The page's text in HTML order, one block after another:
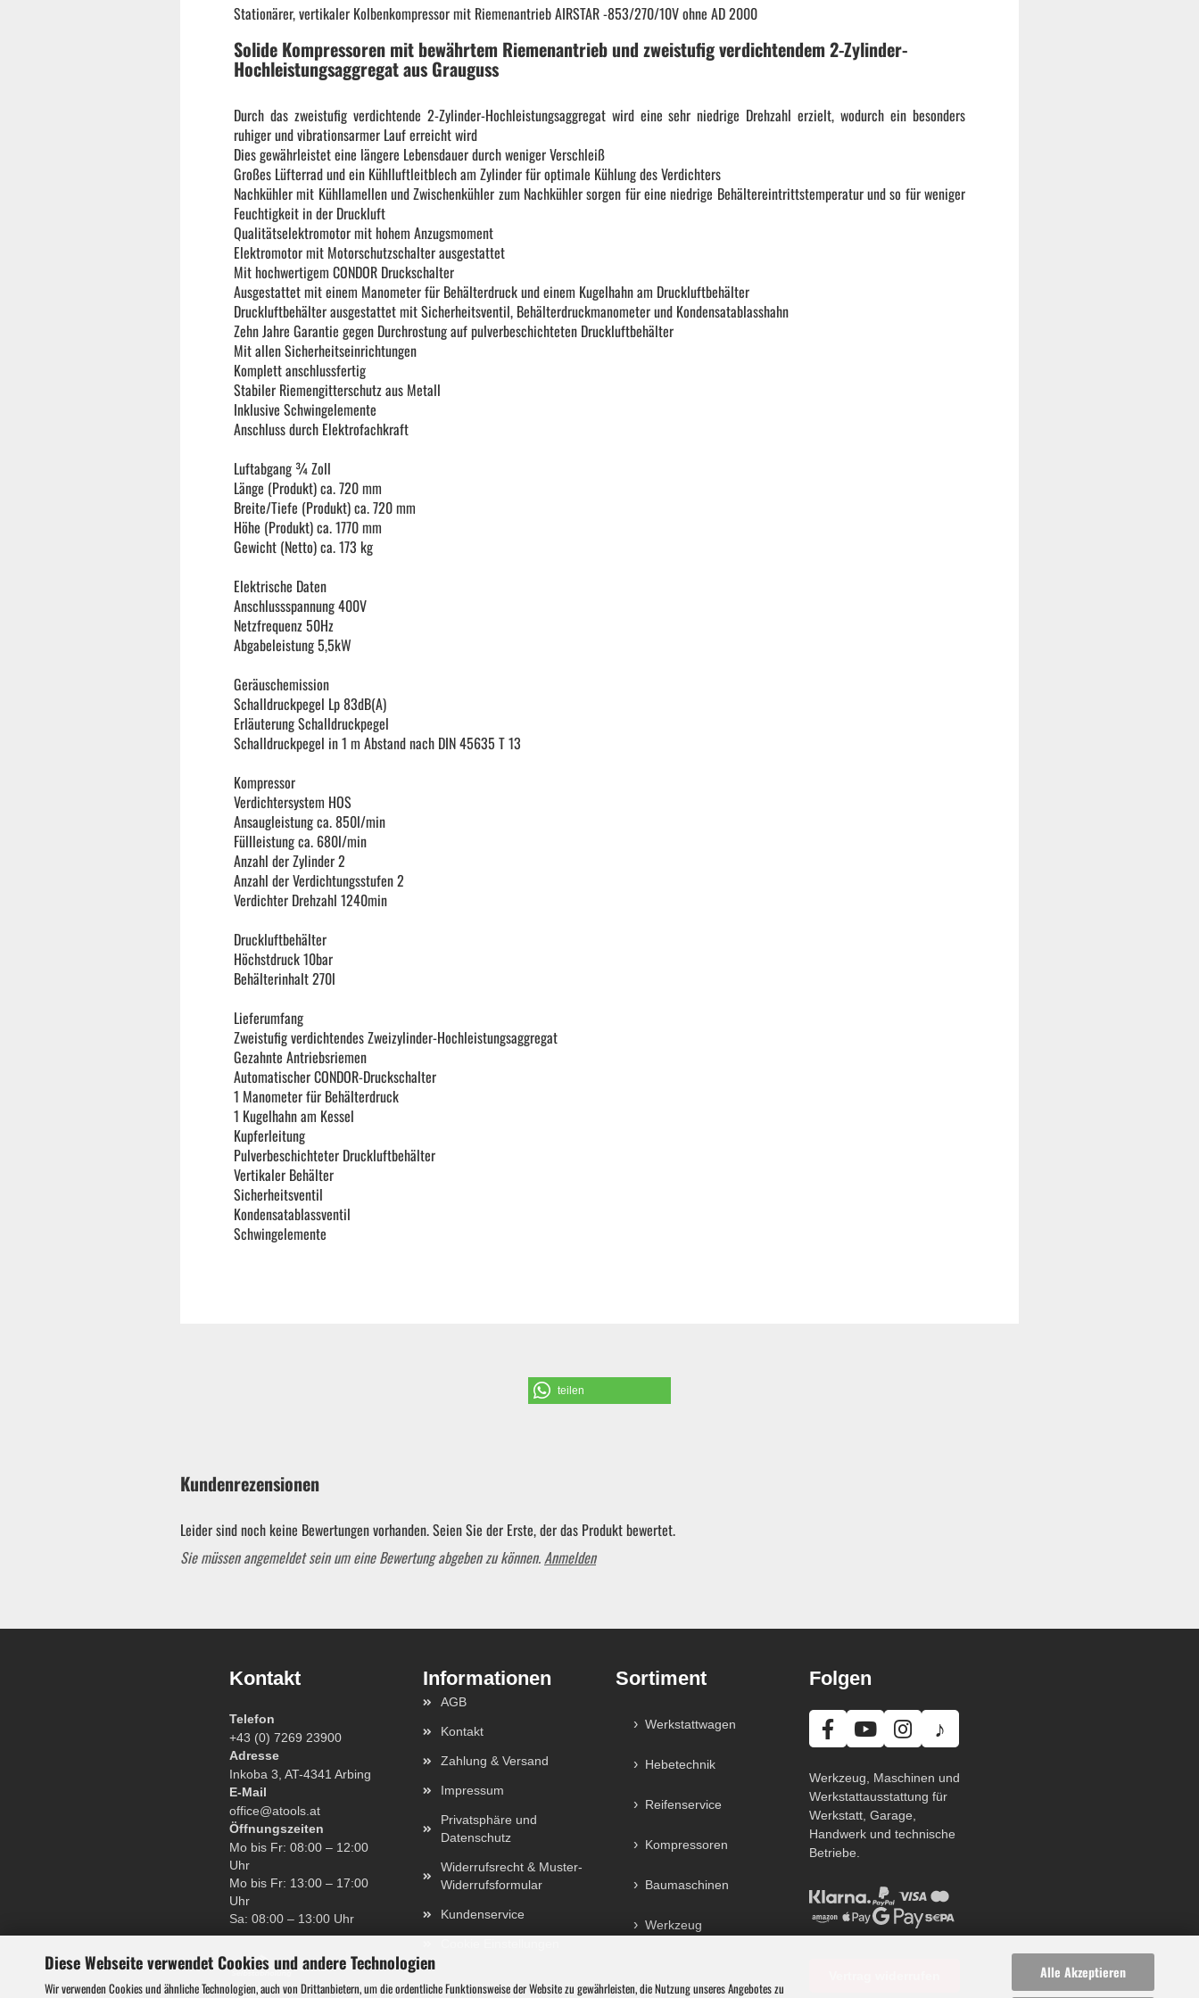
Diese Webseite verwendet Cookies und andere Technologien
Wir verwenden Cookies und ähnliche Technologien, auch von Drittanbietern, um die ordentliche Funktionsweise der Website zu gewährleisten, die Nutzung unseres Angebotes zu
Alle Akzeptieren
Reifenmontiermaschine
Wuchtmaschinen
Ersatzteile
Zubehör und Hilfswerkzeug
Autoreinigung | Autopflege
KFZ Spezialwerkzeug
Schraubenschlüssel | Stecknüsse
Zange
Arbeitsbekleidung
Garten & ATV-Quad anzeigen
Gebläse
Heckenscheren
Kettensägen
Rasentrimmer
ATV Miniquads
Stationärer, vertikaler Kolbenkompressor mit Riemenantrieb AIRSTAR -853/270/10V ohne AD 2000
Solide Kompressoren mit bewährtem Riemenantrieb und zweistufig verdichtendem 2-Zylinder-
Hochleistungsaggregat aus Grauguss
Durch das zweistufig verdichtende 2-Zylinder-Hochleistungsaggregat wird eine sehr niedrige Drehzahl erzielt, wodurch ein besonders
ruhiger und vibrationsarmer Lauf erreicht wird
Dies gewährleistet eine längere Lebensdauer durch weniger Verschleiß
Großes Lüfterrad und ein Kühlluftleitblech am Zylinder für optimale Kühlung des Verdichters
Nachkühler mit Kühllamellen und Zwischenkühler zum Nachkühler sorgen für eine niedrige Behältereintrittstemperatur und so für weniger
Feuchtigkeit in der Druckluft
Qualitätselektromotor mit hohem Anzugsmoment
Elektromotor mit Motorschutzschalter ausgestattet
Mit hochwertigem CONDOR Druckschalter
Ausgestattet mit einem Manometer für Behälterdruck und einem Kugelhahn am Druckluftbehälter
Druckluftbehälter ausgestattet mit Sicherheitsventil, Behälterdruckmanometer und Kondensatablasshahn
Zehn Jahre Garantie gegen Durchrostung auf pulverbeschichteten Druckluftbehälter
Mit allen Sicherheitseinrichtungen
Komplett anschlussfertig
Stabiler Riemengitterschutz aus Metall
Inklusive Schwingelemente
Anschluss durch Elektrofachkraft
Luftabgang ¾ Zoll
Länge (Produkt) ca. 720 mm
Breite/Tiefe (Produkt) ca. 720 mm
Höhe (Produkt) ca. 1770 mm
Gewicht (Netto) ca. 173 kg
Elektrische Daten
Anschlussspannung 400V
Netzfrequenz 50Hz
Abgabeleistung 5,5kW
Geräuschemission
Schalldruckpegel Lp 83dB(A)
Erläuterung Schalldruckpegel
Schalldruckpegel in 1 m Abstand nach DIN 45635 T 13
Kompressor
Verdichtersystem HOS
Ansaugleistung ca. 850l/min
Füllleistung ca. 680l/min
Anzahl der Zylinder 2
Anzahl der Verdichtungsstufen 2
Verdichter Drehzahl 1240min
Druckluftbehälter
Höchstdruck 10bar
Behälterinhalt 270l
Lieferumfang
Zweistufig verdichtendes Zweizylinder-Hochleistungsaggregat
Gezahnte Antriebsriemen
Automatischer CONDOR-Druckschalter
1 Manometer für Behälterdruck
1 Kugelhahn am Kessel
Kupferleitung
Pulverbeschichteter Druckluftbehälter
Vertikaler Behälter
Sicherheitsventil
Kondensatablassventil
Schwingelemente
teilen
Kundenrezensionen
Leider sind noch keine Bewertungen vorhanden. Seien Sie der Erste, der das Produkt bewertet.
Sie müssen angemeldet sein um eine Bewertung abgeben zu können.Anmelden
Kontakt
Telefon
+43 (0) 7269 23900
Adresse
Inkoba 3, AT-4341 Arbing
E-Mail
office@atools.at
Öffnungszeiten
Mo bis Fr: 08:00 – 12:00
Uhr
Mo bis Fr: 13:00 – 17:00
Uhr
Sa: 08:00 – 13:00 Uhr
AGB
Kontakt
Zahlung & Versand
Impressum
Privatsphäre und
Datenschutz
Widerrufsrecht & Muster-
Widerrufsformular
Kundenservice
Sortiment
Werkstattwagen
Hebetechnik
Reifenservice
Kompressoren
Baumaschinen
Werkzeug
Folgen
♪
Werkzeug, Maschinen und
Werkstattausstattung für
Werkstatt, Garage,
Handwerk und technische
Betriebe.